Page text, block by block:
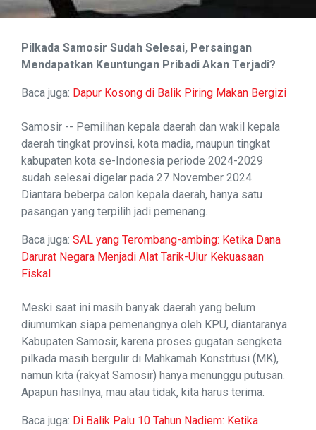
Pilkada Samosir Sudah Selesai, Persaingan
Mendapatkan Keuntungan Pribadi Akan Terjadi?
Baca juga: Dapur Kosong di Balik Piring Makan Bergizi
Samosir -- Pemilihan kepala daerah dan wakil kepala
daerah tingkat provinsi, kota madia, maupun tingkat
kabupaten kota se-Indonesia periode 2024-2029
sudah selesai digelar pada 27 November 2024.
Diantara beberpa calon kepala daerah, hanya satu
pasangan yang terpilih jadi pemenang.
Baca juga: SAL yang Terombang-ambing: Ketika Dana
Darurat Negara Menjadi Alat Tarik-Ulur Kekuasaan
Fiskal
Meski saat ini masih banyak daerah yang belum
diumumkan siapa pemenangnya oleh KPU, diantaranya
Kabupaten Samosir, karena proses gugatan sengketa
pilkada masih bergulir di Mahkamah Konstitusi (MK),
namun kita (rakyat Samosir) hanya menunggu putusan.
Apapun hasilnya, mau atau tidak, kita harus terima.
Baca juga: Di Balik Palu 10 Tahun Nadiem: Ketika